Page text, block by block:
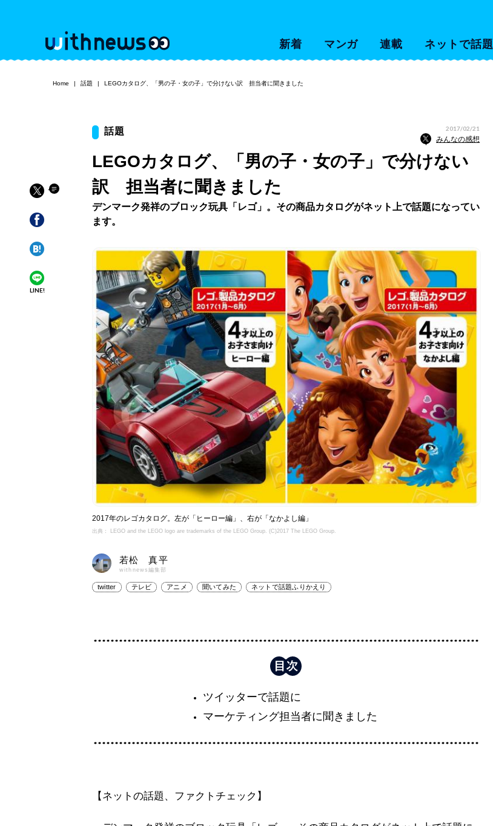
新着 マンガ 連載 ネットで話題
Home 話題 LEGOカタログ、「男の子・女の子」で分けない訳 担当者に聞きました
LINE!
話題 2017/02/21
みんなの感想
LEGOカタログ、「男の子・女の子」で分けない
訳 担当者に聞きました
デンマーク発祥のブロック玩具「レゴ」。その商品カタログがネット上で話題になってい
ます。
2017年のレゴカタログ。左が「ヒーロー編」、右が「なかよし編」
出典： LEGO and the LEGO logo are trademarks of the LEGO Group. (C)2017 The LEGO Group.
若松 真平
withnews編集部
twitter テレビ アニメ 聞いてみた ネットで話題ふりかえり
ツイッターで話題に
マーケティング担当者に聞きました
【ネットの話題、ファクトチェック】